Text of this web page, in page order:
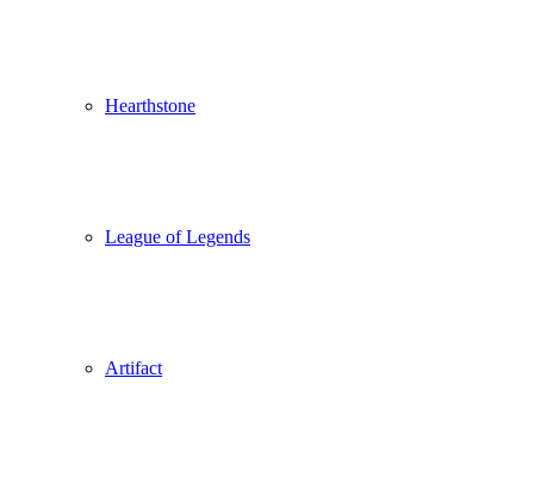
Hearthstone
League of Legends
Artifact